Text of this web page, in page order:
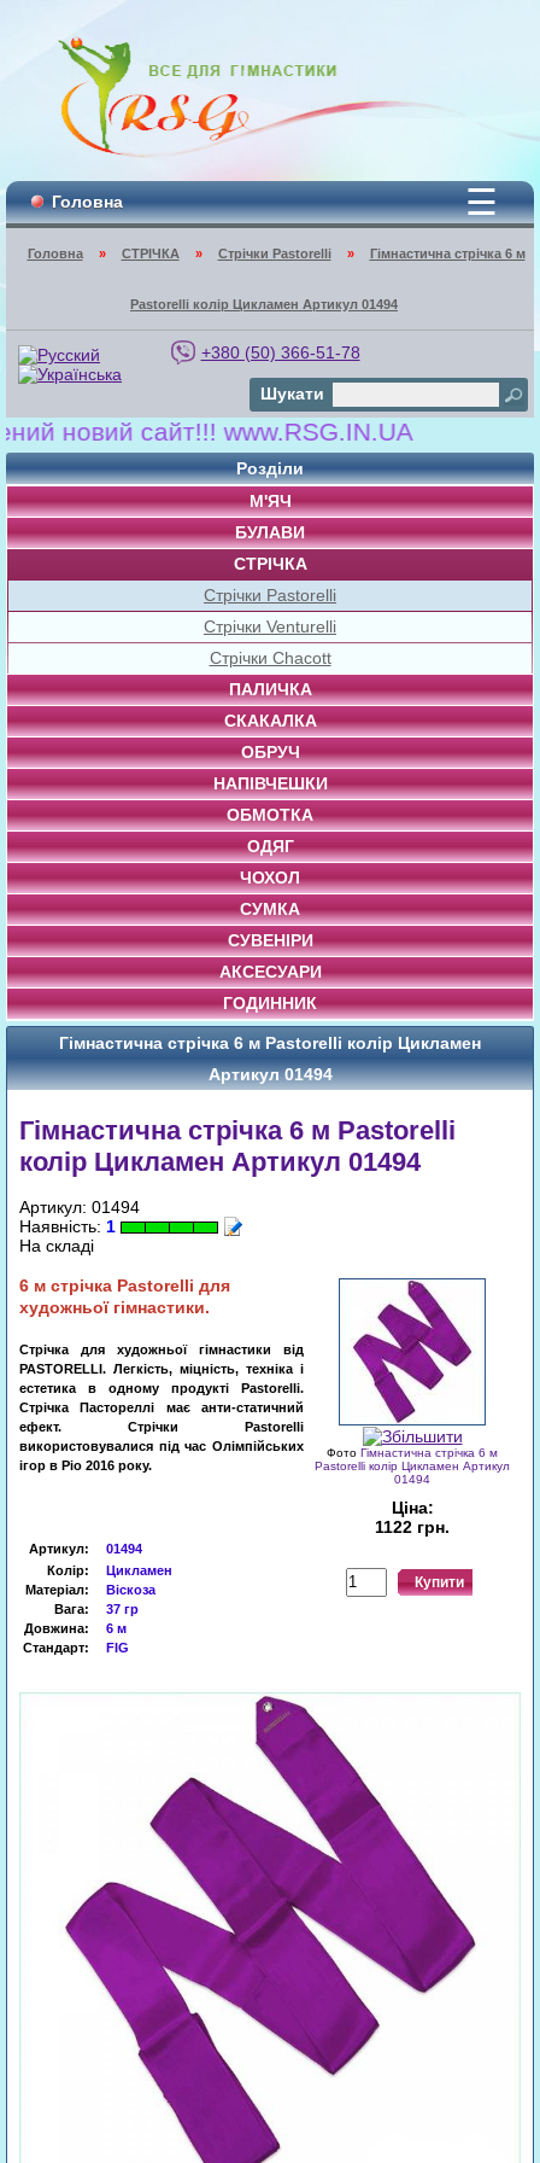
Головна ☰
Головна » СТРІЧКА » Стрічки Pastorelli » Гімнастична стрічка 6 м
Pastorelli колір Цикламен Артикул 01494
+380 (50) 366-51-78
Шукати
сайт!!! www.RSG.IN.UA
Розділи
М'ЯЧ
БУЛАВИ
СТРІЧКА
Стрічки Pastorelli
Стрічки Venturelli
Стрічки Chacott
ПАЛИЧКА
СКАКАЛКА
ОБРУЧ
НАПІВЧЕШКИ
ОБМОТКА
ОДЯГ
ЧОХОЛ
СУМКА
СУВЕНІРИ
АКСЕСУАРИ
ГОДИННИК
Гімнастична стрічка 6 м Pastorelli колір Цикламен
Артикул 01494
Гімнастична стрічка 6 м Pastorelli
колір Цикламен Артикул 01494
Артикул: 01494
Наявність: 1
На складі
Фото Гімнастична стрічка 6 м
Pastorelli колір Цикламен Артикул
01494
Ціна:
1122 грн.
Купити
6 м стрічка Pastorelli для
художньої гімнастики.
Стрічка для художньої гімнастики
від
PASTORELLI. Легкість, міцність, техніка і
естетика
в одному продукті Pastorelli.
Стрічка
Пастореллі має анти-статичний
ефект. Стрічки
Pastorelli
використовувалися під час Олімпійських
ігор в Ріо 2016 року.
Артикул:
01494
Колір:
Цикламен
Матеріал:
Віскоза
Вага:
37 гр
Довжина:
6 м
Стандарт:
FIG